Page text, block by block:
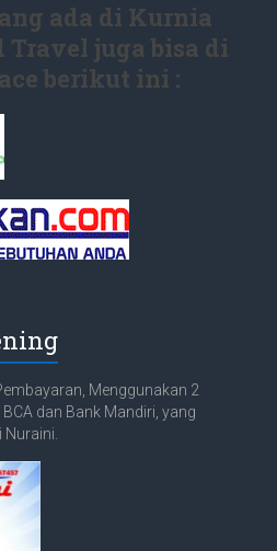
ada di Kurnia
juga bisa di
berikut ini :
Menggunakan 2
dan Bank Mandiri, yang